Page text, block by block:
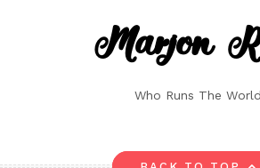
Marjon
Who Runs The